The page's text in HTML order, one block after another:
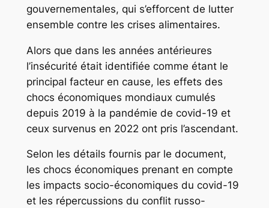
gouvernementales, qui s’efforcent de lutter
ensemble contre les crises alimentaires.
Alors que dans les années antérieures
l’insécurité était identifiée comme étant le
principal facteur en cause, les effets des
chocs économiques mondiaux cumulés
depuis 2019 à la pandémie de covid-19 et
ceux survenus en 2022 ont pris l’ascendant.
Selon les détails fournis par le document,
les chocs économiques prenant en compte
les impacts socio-économiques du covid-19
et les répercussions du conflit russo-